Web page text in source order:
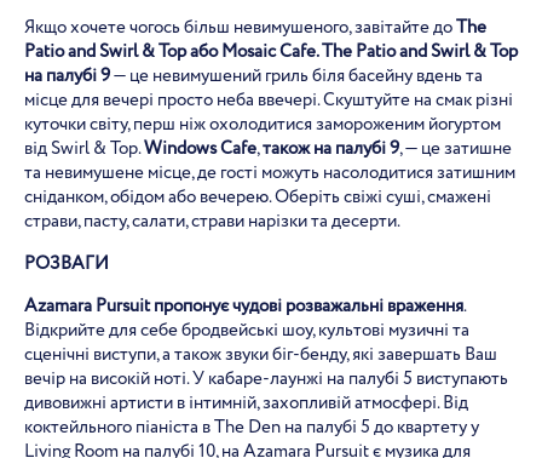
Якщо хочете чогось більш невимушеного, завітайте доThe
Patio and Swirl & Top або Mosaic Cafe. The Patio and Swirl & Top
на палубі 9— це невимушений гриль біля басейну вдень та
місце для вечері просто неба ввечері. Скуштуйте на смак різні
куточки світу, перш ніж охолодитися замороженим йогуртом
від Swirl & Top.Windows Cafe,також на палубі 9, — це затишне
та невимушене місце, де гості можуть насолодитися затишним
сніданком, обідом або вечерею. Оберіть свіжі суші, смажені
страви, пасту, салати, страви нарізки та десерти.
РОЗВАГИ
Azamara Pursuit пропонує чудові розважальні враження.
Відкрийте для себе бродвейські шоу, культові музичні та
сценічні виступи, а також звуки біг-бенду, які завершать Ваш
вечір на високій ноті. У кабаре-лаунжі на палубі 5 виступають
дивовижні артисти в інтимній, захопливій атмосфері. Від
коктейльного піаніста в The Den на палубі 5 до квартету у
Living Room на палубі 10, на Azamara Pursuit є музика для